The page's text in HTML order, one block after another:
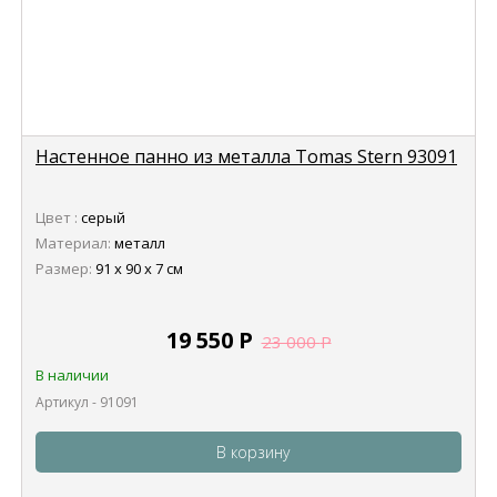
Настенное панно из металла Tomas Stern 93091
Цвет : серый
Материал: металл
Размер: 91 х 90 х 7 см
19 550 Р 23 000Р
В наличии
Артикул - 91091
В корзину